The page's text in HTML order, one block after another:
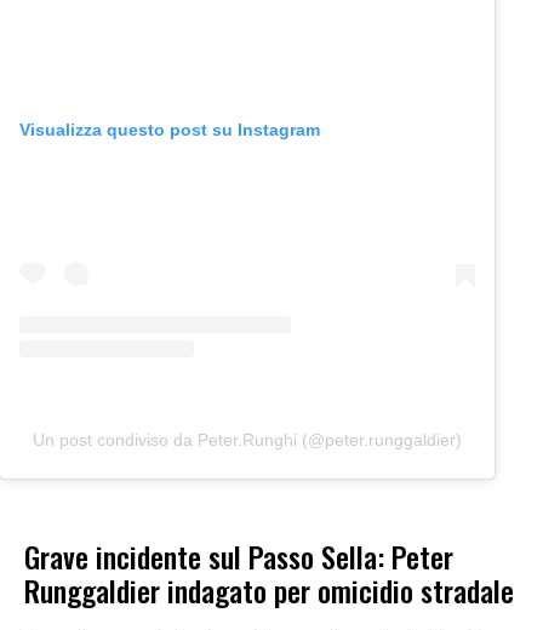
Visualizza questo post su Instagram
Un post condiviso da Peter.Runghi (@peter.runggaldier)
Grave incidente sul Passo Sella: Peter
Runggaldier indagato per omicidio stradale